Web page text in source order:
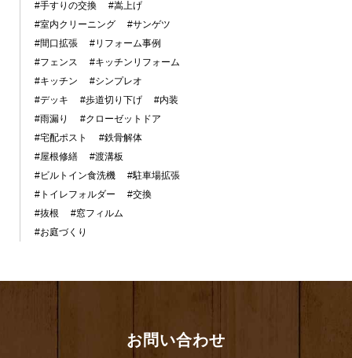
#手すりの交換
#嵩上げ
#室内クリーニング
#サンゲツ
#間口拡張
#リフォーム事例
#フェンス
#キッチンリフォーム
#キッチン
#シンプレオ
#デッキ
#歩道切り下げ
#内装
#雨漏り
#クローゼットドア
#宅配ポスト
#鉄骨解体
#屋根修繕
#渡溝板
#ビルトイン食洗機
#駐車場拡張
#トイレフォルダー
#交換
#抜根
#窓フィルム
#お庭づくり
お問い合わせ